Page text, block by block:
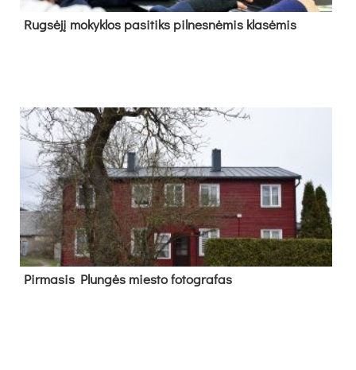
Rug­sė­jį mo­kyk­los pa­si­tiks pil­nes­nė­mis kla­sė­mis
Pir­ma­sis Plun­gės mies­to fo­tog­ra­fas